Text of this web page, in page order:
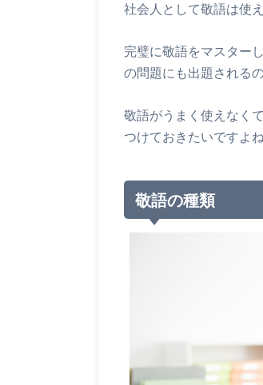
社会人として敬語は使
完璧に敬語をマスター
の問題にも出題される
敬語がうまく使えなく
つけておきたいですよね
敬語の種類